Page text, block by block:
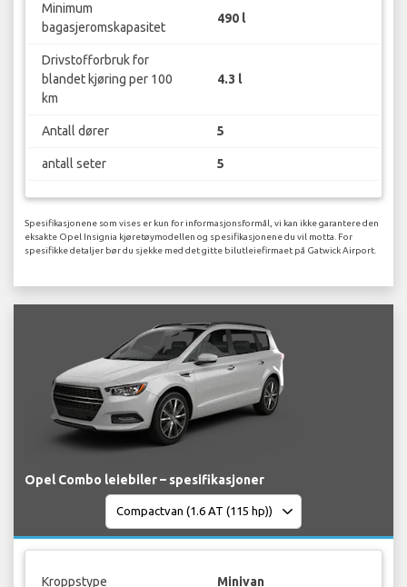
Minimum
bagasjeromskapasitet
490 l
Drivstofforbruk for
blandet kjøring per 100
km
4.3 l
Antall dører 5
antall seter 5
Spesifikasjonene som vises er kun for informasjonsformål, vi kan ikke garantere den
eksakte Opel Insignia kjøretøymodellen og spesifikasjonene du vil motta. For
spesifikke detaljer bør du sjekke med det gitte bilutleiefirmaet på Gatwick Airport.
Opel Combo leiebiler – spesifikasjoner
Kroppstype Minivan